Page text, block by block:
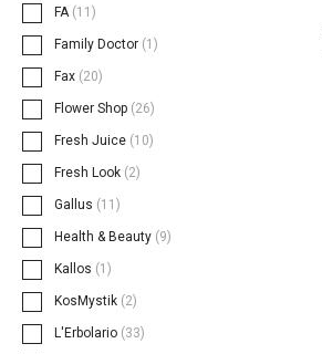
FA (11)
Family Doctor (1)
Fax (20)
Flower Shop (26)
Fresh Juice (10)
Fresh Look (2)
Gallus (11)
Health & Beauty (9)
Kallos (1)
KosMystik (2)
L'Erbolario (33)